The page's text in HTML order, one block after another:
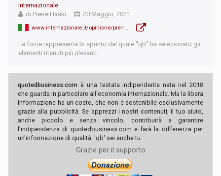
Internazionale
di Pierre Haski
20 Maggio, 2021
La fonte rappresenta lo spunto dal quale "qb" ha selezionato gli
elementi ritenuti più rilevanti.
quotedbusiness.com è una testata indipendente nata nel 2018
che guarda in particolare all'economia internazionale. Ma la libera
informazione ha un costo, che non è sostenibile esclusivamente
grazie alla pubblicità. Se apprezzi i nostri contenuti, il tuo aiuto,
anche piccolo e senza vincolo, contribuirà a garantire
l'indipendenza di quotedbusiness.com e farà la differenza per
un'informazione di qualità. 'qb' sei anche tu.
Grazie per il supporto